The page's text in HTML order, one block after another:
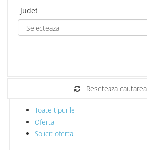
Judet
Reseteaza cautarea
Toate tipurile
Oferta
Solicit oferta